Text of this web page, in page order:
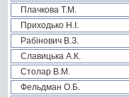
Плачкова Т.М.
Приходько Н.І.
Рабінович В.З.
Славицька А.К.
Столар В.М.
Фельдман О.Б.